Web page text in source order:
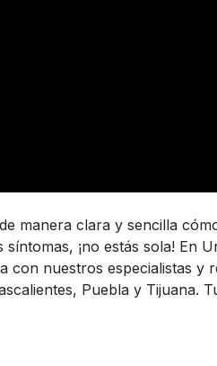
manera clara y sencilla
¡no estás sola! En
con nuestros especialistas y
Puebla y Tijuana.